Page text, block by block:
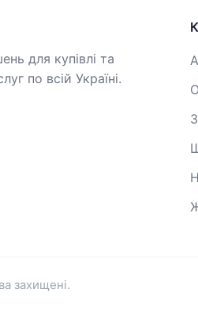
для купівлі та
по всій Україні.
захищені.